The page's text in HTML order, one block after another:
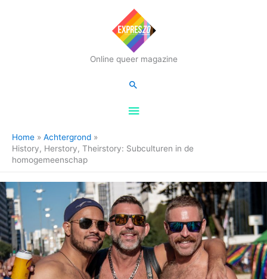
Online queer magazine
Hoofdmenu
Zoeken
Home
Achtergrond
History, Herstory, Theirstory: Subculturen in de
homogemeenschap